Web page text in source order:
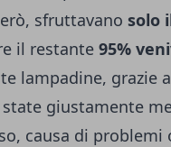
sfruttavano solo
il restante 95%
lampadine, grazie
giustamente
causa di problemi